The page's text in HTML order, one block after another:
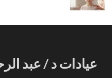
عيادات د / عبد